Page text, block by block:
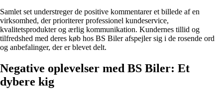
Samlet set understreger de positive kommentarer et billede af en
virksomhed, der prioriterer professionel kundeservice,
kvalitetsprodukter og ærlig kommunikation. Kundernes tillid og
tilfredshed med deres køb hos BS Biler afspejler sig i de rosende ord
og anbefalinger, der er blevet delt.
Negative oplevelser med BS Biler: Et
dybere kig